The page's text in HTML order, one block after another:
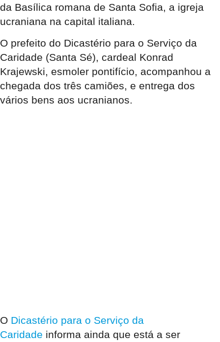
da Basílica romana de Santa Sofia, a igreja
ucraniana na capital italiana.
O prefeito do Dicastério para o Serviço da
Caridade (Santa Sé), cardeal Konrad
Krajewski, esmoler pontifício, acompanhou a
chegada dos três camiões, e entrega dos
vários bens aos ucranianos.
O Dicastério para o Serviço da
Caridade informa ainda que está a ser